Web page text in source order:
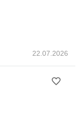
22.07.2026